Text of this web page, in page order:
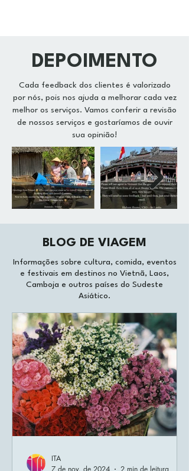
DEPOIMENTO
Cada feedback dos clientes é valorizado
por nós, pois nos ajuda a melhorar cada vez
melhor os serviços. Vamos conferir a revisão
de nossos serviços e gostaríamos de ouvir
sua opinião!
BLOG DE VIAGEM
Informações sobre cultura, comida, eventos
e festivais em destinos no Vietnã, Laos,
Camboja e outros países do Sudeste
Asiático.
ITA
7 de nov. de 2024
2 min de leitura